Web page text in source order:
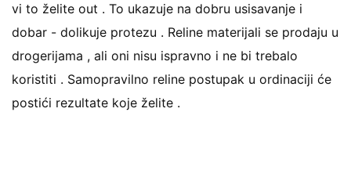
vi to želite out . To ukazuje na dobru usisavanje i
dobar - dolikuje protezu . Reline materijali se prodaju u
drogerijama , ali oni nisu ispravno i ne bi trebalo
koristiti . Samopravilno reline postupak u ordinaciji će
postići rezultate koje želite .